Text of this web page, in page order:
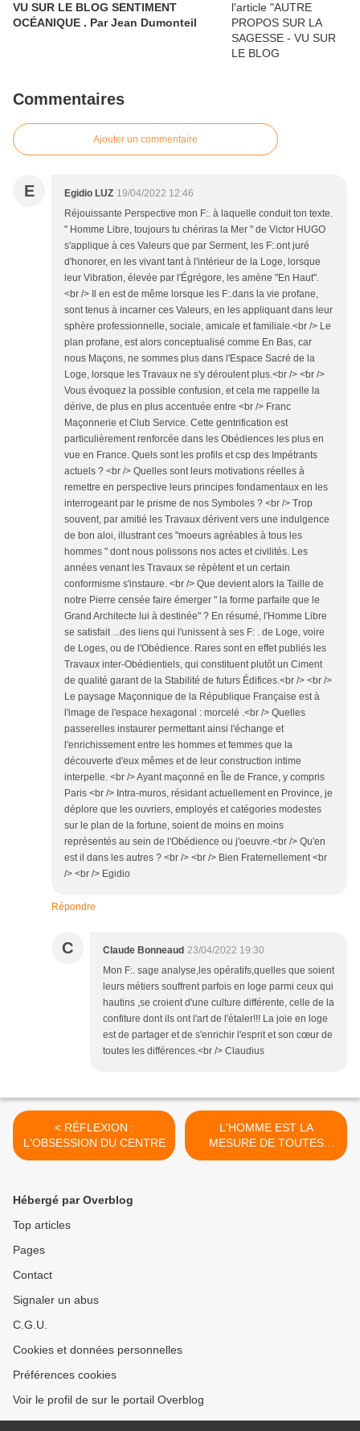
VU SUR LE BLOG SENTIMENT
OCÉANIQUE . Par Jean Dumonteil
Commentaires
Ajouter un commentaire
E Egidio LUZ 19/04/2022 12:46
Réjouissante Perspective mon F:. à laquelle conduit ton texte.
" Homme Libre, toujours tu chériras la Mer " de Victor HUGO
s'applique à ces Valeurs que par Serment, les F:.ont juré
d'honorer, en les vivant tant à l'intérieur de la Loge, lorsque
leur Vibration, élevée par l'Égrégore, les amène "En Haut".
<br /> Il en est de même lorsque les F:.dans la vie profane,
sont tenus à incarner ces Valeurs, en les appliquant dans leur
sphère professionnelle, sociale, amicale et familiale.<br /> Le
plan profane, est alors conceptualisé comme En Bas, car
nous Maçons, ne sommes plus dans l'Espace Sacré de la
Loge, lorsque les Travaux ne s'y déroulent plus.<br /> <br />
Vous évoquez la possible confusion, et cela me rappelle la
dérive, de plus en plus accentuée entre <br /> Franc
Maçonnerie et Club Service. Cette gentrification est
particulièrement renforcée dans les Obédiences les plus en
vue en France. Quels sont les profils et csp des Impétrants
actuels ? <br /> Quelles sont leurs motivations réelles à
remettre en perspective leurs principes fondamentaux en les
interrogeant par le prisme de nos Symboles ? <br /> Trop
souvent, par amitié les Travaux dérivent vers une indulgence
de bon aloi, illustrant ces "moeurs agréables à tous les
hommes " dont nous polissons nos actes et civilités. Les
années venant les Travaux se répètent et un certain
conformisme s'instaure. <br /> Que devient alors la Taille de
notre Pierre censée faire émerger " la forme parfaite que le
Grand Architecte lui à destinée" ? En résumé, l'Homme Libre
se satisfait ...des liens qui l'unissent à ses F: . de Loge, voire
de Loges, ou de l'Obédience. Rares sont en effet publiés les
Travaux inter-Obédientiels, qui constituent plutôt un Ciment
de qualité garant de la Stabilité de futurs Édifices.<br /> <br />
Le paysage Maçonnique de la République Française est à
l'image de l'espace hexagonal : morcelé .<br /> Quelles
passerelles instaurer permettant ainsi l'échange et
l'enrichissement entre les hommes et femmes que la
découverte d'eux mêmes et de leur construction intime
interpelle. <br /> Ayant maçonné en Île de France, y compris
Paris <br /> Intra-muros, résidant actuellement en Province, je
déplore que les ouvriers, employés et catégories modestes
sur le plan de la fortune, soient de moins en moins
représentés au sein de l'Obédience ou j'oeuvre.<br /> Qu'en
est il dans les autres ? <br /> <br /> Bien Fraternellement <br
/> <br /> Egidio
Répondre
C Claude Bonneaud 23/04/2022 19:30
Mon F:. sage analyse,les opératifs,quelles que soient
leurs métiers souffrent parfois en loge parmi ceux qui
hautins ,se croient d'une culture différente, celle de la
confiture dont ils ont l'art de l'étaler!!! La joie en loge
est de partager et de s'enrichir l'esprit et son cœur de
toutes les différences.<br /> Claudius
< RÉFLEXION :
L'OBSESSION DU CENTRE
L'HOMME EST LA
MESURE DE TOUTES
CHOSES >
Hébergé par Overblog
Top articles
Pages
Contact
Signaler un abus
C.G.U.
Cookies et données personnelles
Préférences cookies
Voir le profil de sur le portail Overblog